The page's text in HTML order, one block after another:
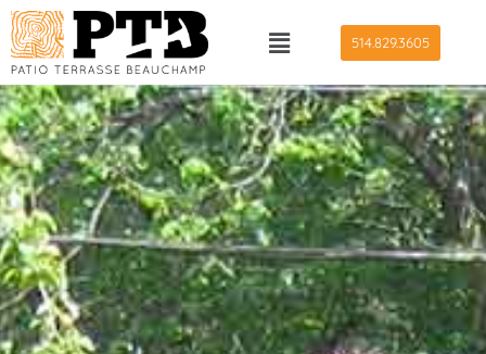
514.829.3605